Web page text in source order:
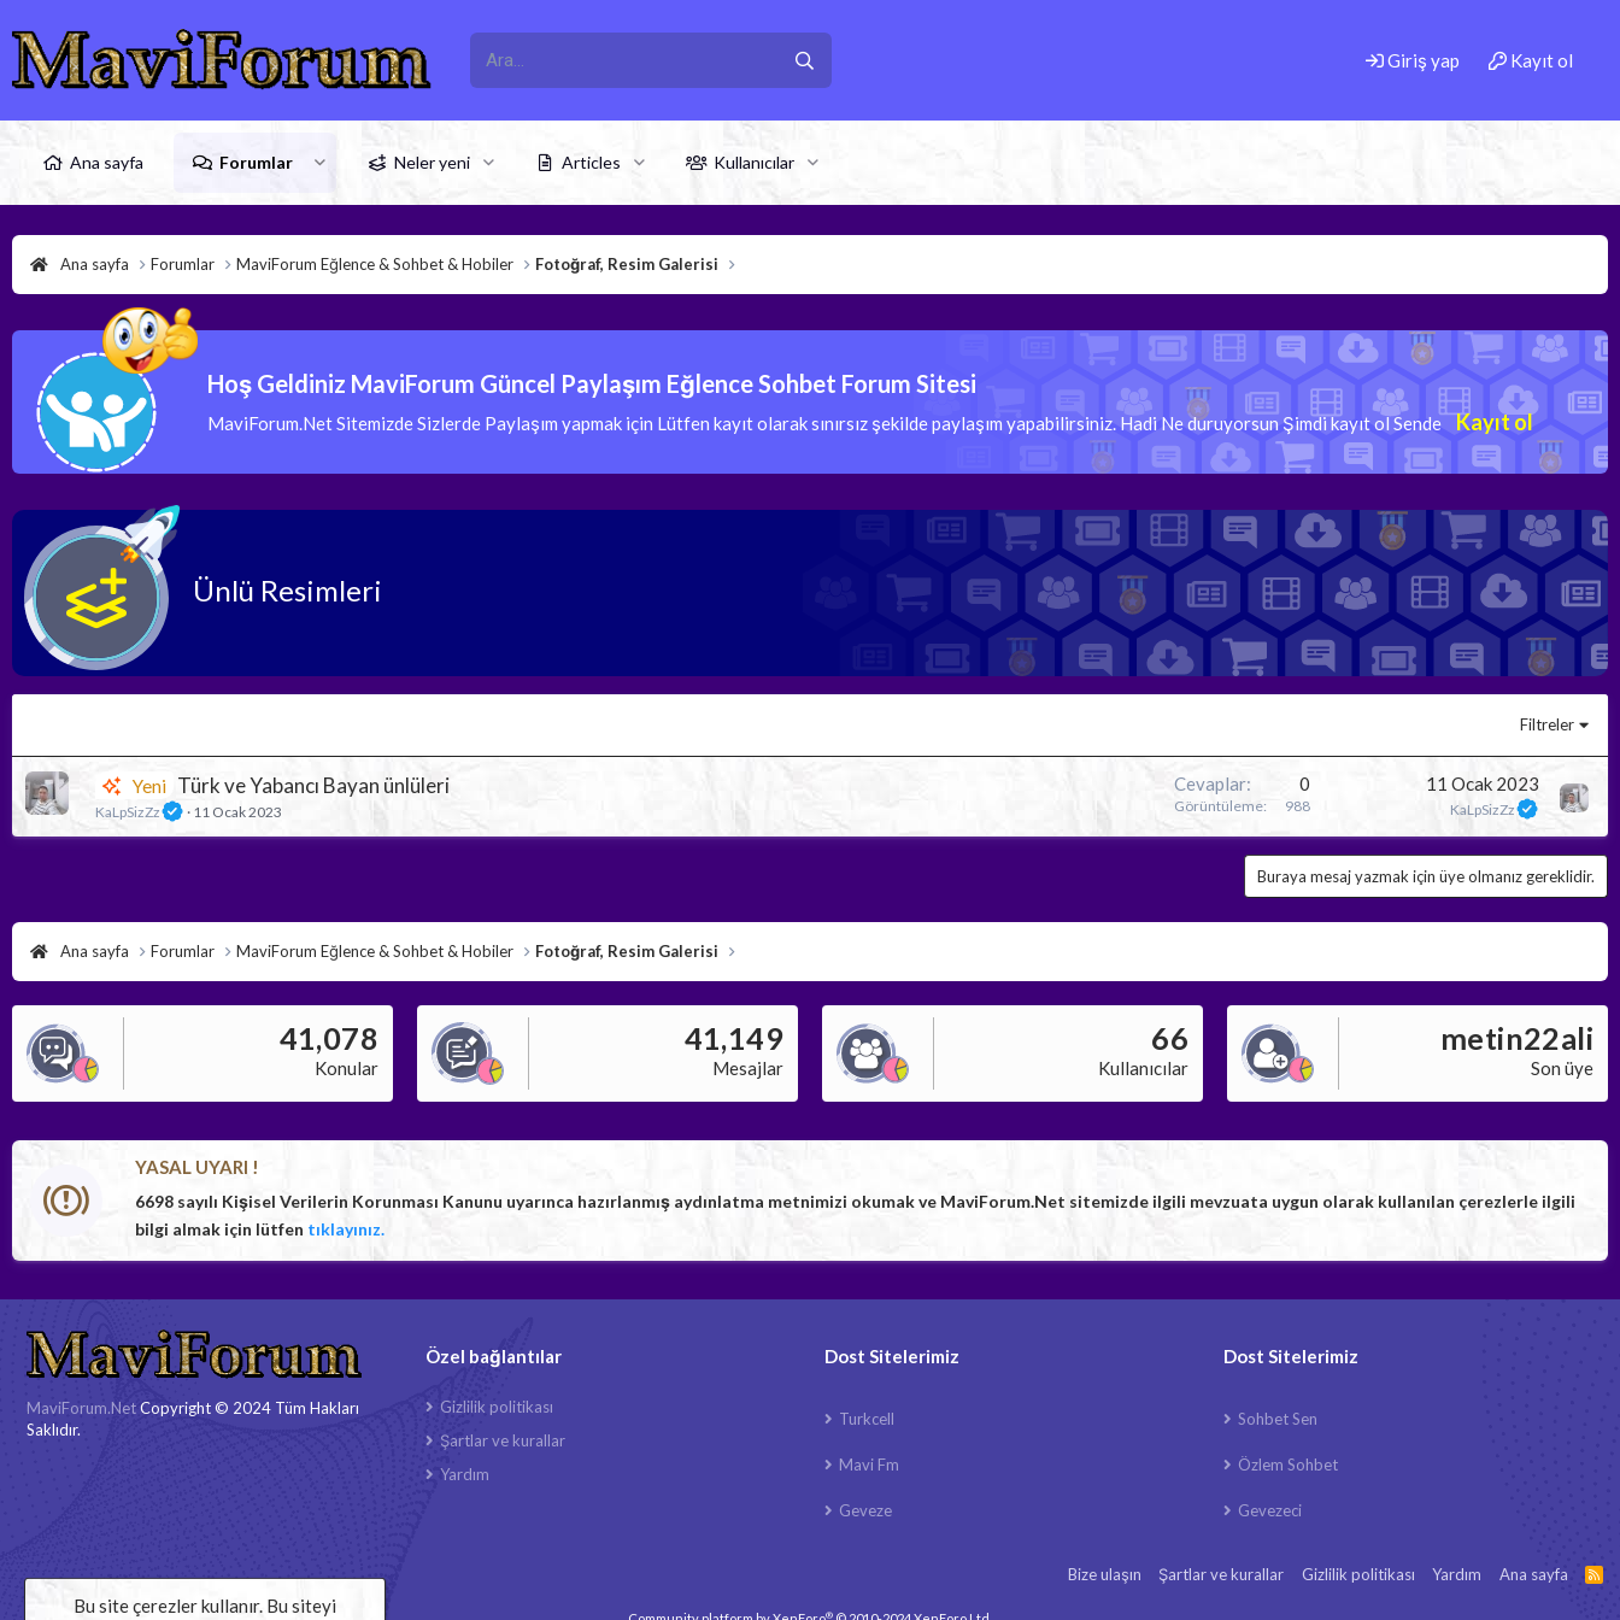
Giriş yap Kayıt ol
Ana sayfa Forumlar Neler yeni Articles Kullanıcılar
Ana sayfa Forumlar MaviForum Eğlence & Sohbet & Hobiler Fotoğraf, Resim Galerisi
Hoş Geldiniz MaviForum Güncel Paylaşım Eğlence Sohbet Forum Sitesi
MaviForum.Net Sitemizde Sizlerde Paylaşım yapmak için Lütfen kayıt olarak sınırsız şekilde paylaşım yapabilirsiniz. Hadi Ne duruyorsun Şimdi kayıt ol Sende Kayıt ol
Ünlü Resimleri
Filtreler
Yeni Türk ve Yabancı Bayan ünlüleri
KaLpSizZz 11 Ocak 2023
Cevaplar 0
Görüntüleme 988
11 Ocak 2023
KaLpSizZz
Buraya mesaj yazmak için üye olmanız gereklidir.
Ana sayfa Forumlar MaviForum Eğlence & Sohbet & Hobiler Fotoğraf, Resim Galerisi
41,078
Konular
41,149
Mesajlar
66
Kullanıcılar
metin22ali
Son üye
YASAL UYARI !
6698 sayılı Kişisel Verilerin Korunması Kanunu uyarınca hazırlanmış aydınlatma metnimizi okumak ve MaviForum.Net sitemizde ilgili mevzuata uygun olarak kullanılan çerezlerle ilgili
bilgi almak için lütfen tıklayınız.
MaviForum.NetCopyright © 2024 Tüm Hakları
Saklıdır.
Özel bağlantılar
Gizlilik politikası
Şartlar ve kurallar
Yardım
Dost Sitelerimiz
Turkcell
Mavi Fm
Geveze
Dost Sitelerimiz
Sohbet Sen
Özlem Sohbet
Gevezeci
Bize ulaşın Şartlar ve kurallar Gizlilik politikası Yardım Ana sayfa
R
®
Bu site çerezler kullanır. Bu siteyi